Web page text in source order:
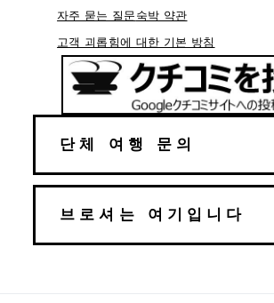
자주 묻는 질문 숙박 약관
고객 괴롭힘에 대한 기본 방침
단체 여행 문의
브로셔는 여기입니다